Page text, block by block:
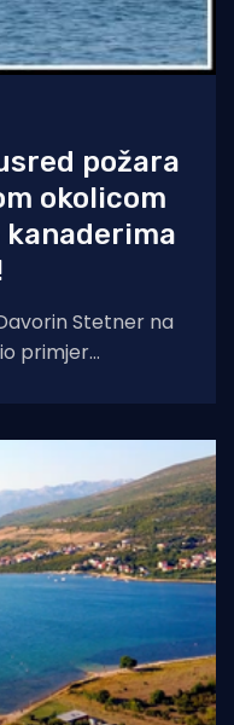
požara
okolicom
Stetner na
primjer